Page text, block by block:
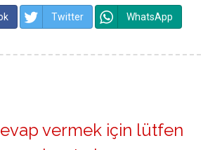
Twitter WhatsApp
vermek için lütfen